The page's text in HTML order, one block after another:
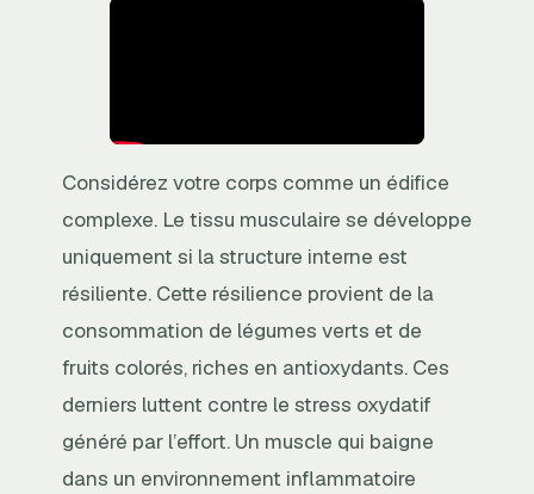
Considérez votre corps comme un édifice
complexe. Le tissu musculaire se développe
uniquement si la structure interne est
résiliente. Cette résilience provient de la
consommation de légumes verts et de
fruits colorés, riches en antioxydants. Ces
derniers luttent contre le stress oxydatif
généré par l’effort. Un muscle qui baigne
dans un environnement inflammatoire